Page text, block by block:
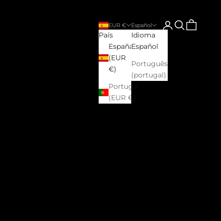
EUR €
País
España
(EUR
€)
Portugal
(EUR €)
Español
Idioma
Español
Português
(portugal)
Iniciar sesión
Buscar
Cesta